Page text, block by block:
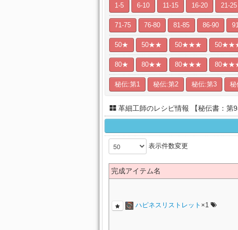
1-5 6-10 11-15 16-20 21-25
71-75 76-80 81-85 86-90
50★ 50★★ 50★★★
80★ 80★★ 80★★★
秘伝:第1 秘伝:第2 秘伝:第3 秘
革細工師のレシピ情報 【秘伝書：第9
表示件数変更
完成アイテム名
ハピネスリストレット ×1